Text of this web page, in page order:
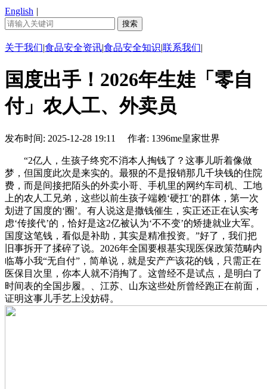
English |
关于我们|食品安全资讯|食品安全知识|联系我们|
国度出手！2026年生娃「零自
付」农人工、外卖员
发布时间: 2025-12-28 19:11 作者: 1396me皇家世界
“2亿人，生孩子终究不消本人掏钱了？这事儿听着像做
梦，但国度此次是来实的。最狠的不是报销那几千块钱的住院
费，而是间接把陌头的外卖小哥、手机里的网约车司机、工地
上的农人工兄弟，这些以前生孩子端赖‘硬扛’的群体，第一次
划进了国度的‘圈’。有人说这是撒钱催生，实正还正在认实考
虑‘传接代’的，恰好是这2亿被认为‘不不变’的矫捷就业大军。
国度这笔钱，看似是补助，其实是精准投资。”好了，我们把
旧事拆开了揉碎了说。2026年全国要根基实现医保政策范畴内
临蓐小我“无自付”，简单说，就是安产产该花的钱，只需正在
医保目次里，你本人就不消掏了。这曾经不是试点，是明白了
时间表的全国步履。、江苏、山东这些处所曾经跑正在前面，
证明这事儿手艺上没妨碍。